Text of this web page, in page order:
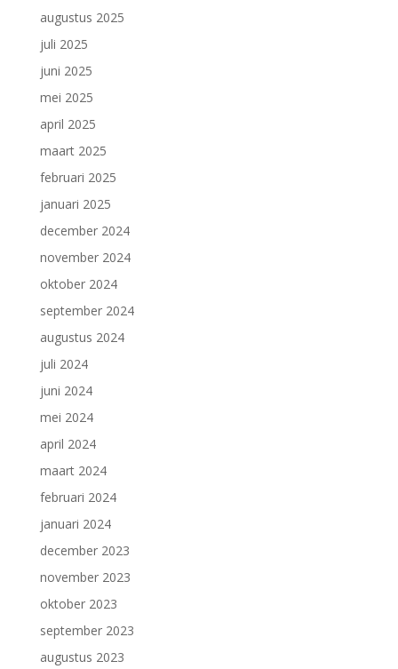
augustus 2025
juli 2025
juni 2025
mei 2025
april 2025
maart 2025
februari 2025
januari 2025
december 2024
november 2024
oktober 2024
september 2024
augustus 2024
juli 2024
juni 2024
mei 2024
april 2024
maart 2024
februari 2024
januari 2024
december 2023
november 2023
oktober 2023
september 2023
augustus 2023